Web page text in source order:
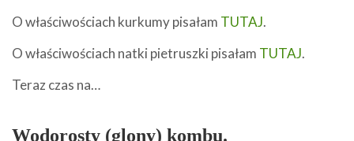
O właściwościach kurkumy pisałam TUTAJ.
O właściwościach natki pietruszki pisałam TUTAJ.
Teraz czas na…
Wodorosty (glony) kombu.